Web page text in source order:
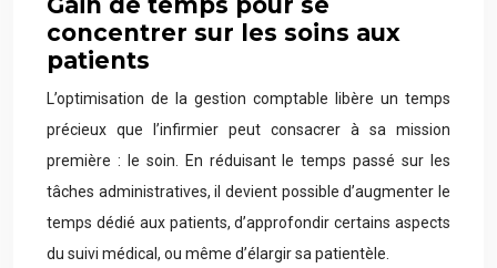
concentrer sur les soins aux
patients
L’optimisation de la gestion comptable libère un temps
précieux que l’infirmier peut consacrer à sa mission
première : le soin. En réduisant le temps passé sur les
tâches administratives, il devient possible d’augmenter le
temps dédié aux patients, d’approfondir certains aspects
du suivi médical, ou même d’élargir sa patientèle.